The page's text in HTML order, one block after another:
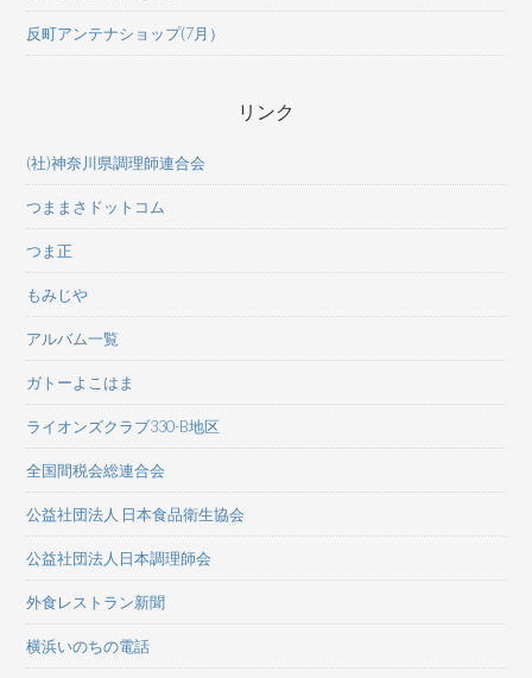
反町アンテナショップ(7月）
リンク
(社)神奈川県調理師連合会
つままさドットコム
つま正
もみじや
アルバム一覧
ガトーよこはま
ライオンズクラブ330-B地区
全国間税会総連合会
公益社団法人 日本食品衛生協会
公益社団法人日本調理師会
外食レストラン新聞
横浜いのちの電話